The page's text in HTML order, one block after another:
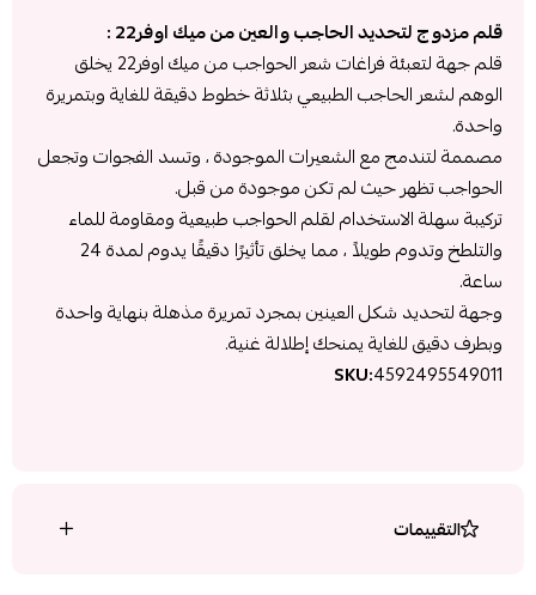
قلم مزدوج لتحديد الحاجب والعين من ميك اوفر22 :
قلم جهة لتعبئة فراغات شعر الحواجب من ميك اوفر22 يخلق
الوهم لشعر الحاجب الطبيعي بثلاثة خطوط دقيقة للغاية وبتمريرة
واحدة.
مصممة لتندمج مع الشعيرات الموجودة ، وتسد الفجوات وتجعل
الحواجب تظهر حيث لم تكن موجودة من قبل.
تركيبة سهلة الاستخدام لقلم الحواجب طبيعية ومقاومة للماء
والتلطخ وتدوم طويلاً ، مما يخلق تأثيرًا دقيقًا يدوم لمدة 24
ساعة.
وجهة لتحديد شكل العينين بمجرد تمريرة مذهلة بنهاية واحدة
وبطرف دقيق للغاية يمنحك إطلالة غنية.
SKU:4592495549011
التقييمات